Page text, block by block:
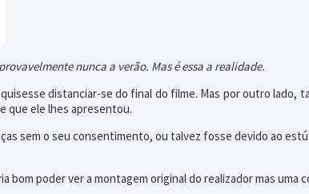
nunca a verão. Mas é essa a realidade.
distanciar-se do final do filme. Mas por outro lado,
que ele lhes apresentou.
sem o seu consentimento, ou talvez fosse devido ao
bom poder ver a montagem original do realizador mas uma